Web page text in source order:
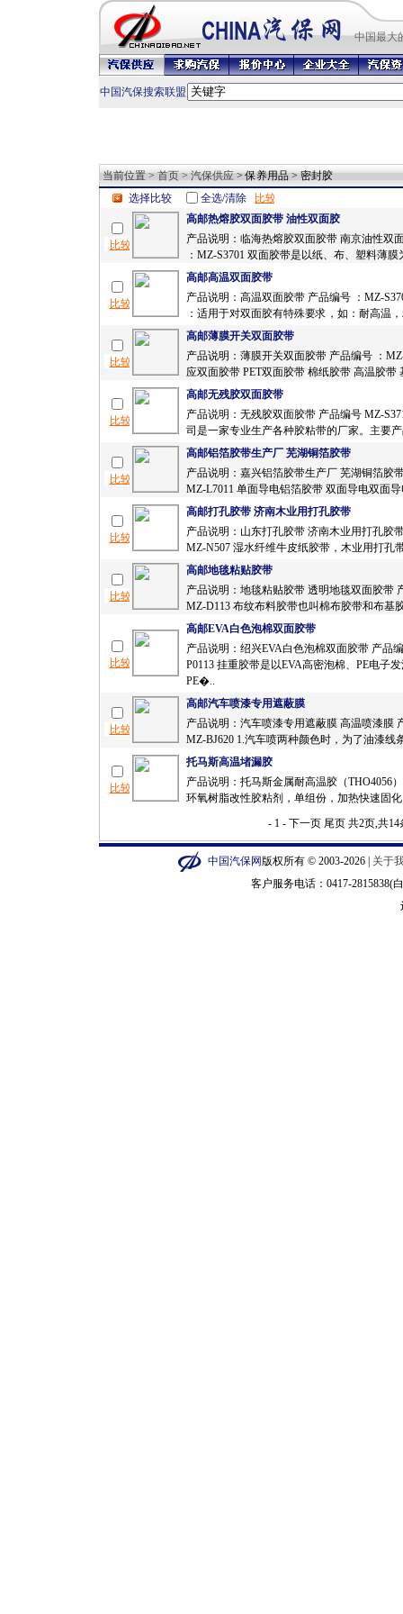
中国最大
中国汽保搜索联盟
当前位置 > 首页 > 汽保供应 > 保养用品 > 密封胶
选择比较
全选/清除
高邮热熔胶双面胶带 油性双面胶
产品说明：临海热熔胶双面胶带 南京油性双
：MZ-S3701 双面胶带是以纸、布、塑料薄膜
高邮高温双面胶带
产品说明：高温双面胶带 产品编号 ：MZ-
：适用于对双面胶有特殊要求，如：耐高温
高邮薄膜开关双面胶带
产品说明：薄膜开关双面胶带 产品编号 ：
应双面胶带 PET双面胶带 棉纸胶带 高温胶带
高邮无残胶双面胶带
产品说明：无残胶双面胶带 产品编号 MZ-
司是一家专业生产各种胶粘带的厂家。主要
高邮铝箔胶带生产厂 芜湖铜箔胶带
产品说明：嘉兴铝箔胶带生产厂 芜湖铜箔胶
MZ-L7011 单面导电铝箔胶带 双面导电双面
高邮打孔胶带 济南木业用打孔胶带
产品说明：山东打孔胶带 济南木业用打孔胶
MZ-N507 湿水纤维牛皮纸胶带，木业用打孔
高邮地毯粘贴胶带
产品说明：地毯粘贴胶带 透明地毯双面胶带
MZ-D113 布纹布料胶带也叫棉布胶带和布基
高邮EVA白色泡棉双面胶带
产品说明：绍兴EVA白色泡棉双面胶带 产品
P0113 挂重胶带是以EVA高密泡棉、PE电子
PE�..
高邮汽车喷漆专用遮蔽膜
产品说明：汽车喷漆专用遮蔽膜 高温喷漆膜
MZ-BJ620 1.汽车喷两种颜色时，为了油漆线
托马斯高温堵漏胶
产品说明：托马斯金属耐高温胶（THO4056
环氧树脂改性胶粘剂，单组份，加热快速固
- 1 - 下一页 尾页共2页,共14
中国汽保网版权所有 © 2003-2026 | 关于
客户服务电话：0417-